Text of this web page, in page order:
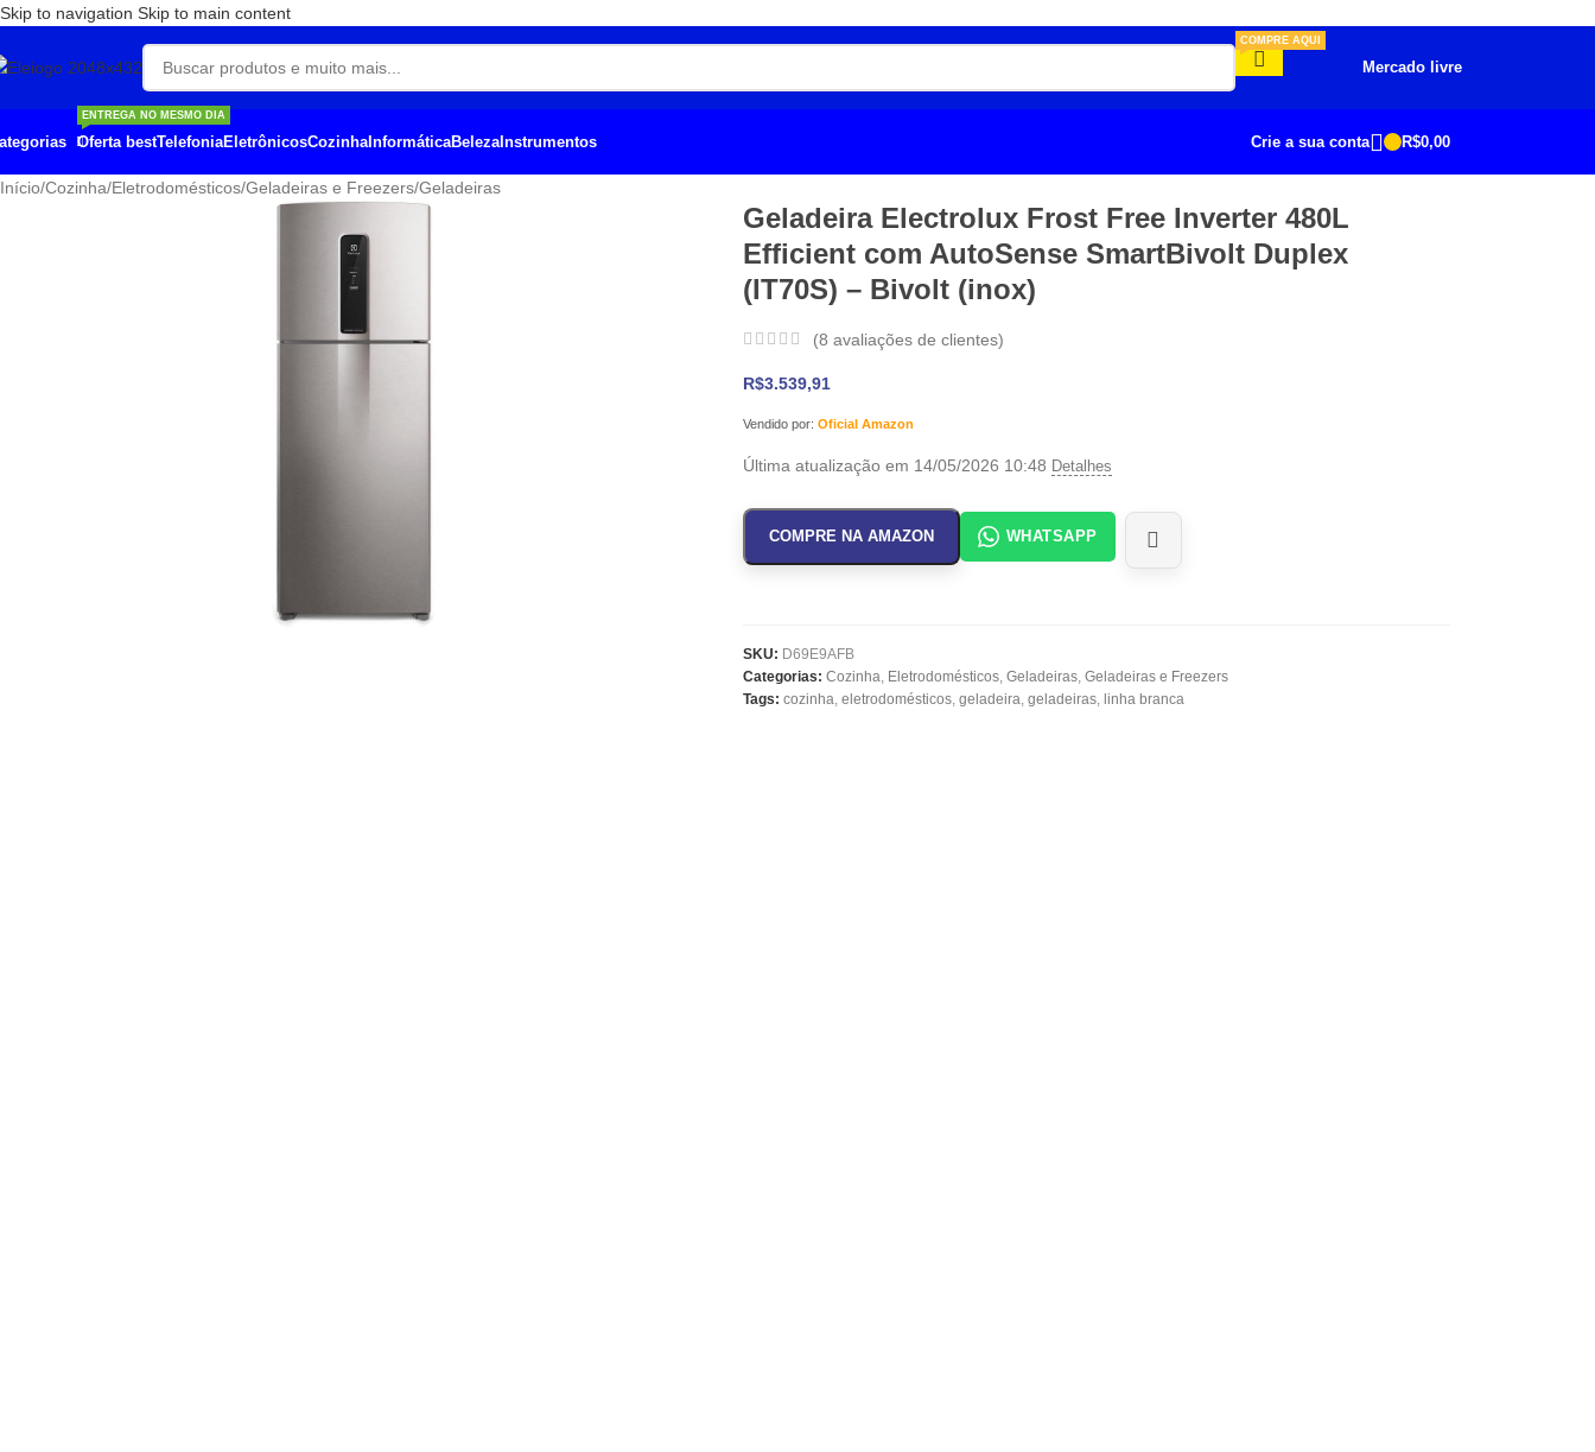
Skip to navigation Skip to main content
Mercado livre
COMPRE AQUI
Oferta best
ENTREGA NO MESMO DIA
TelefoniaEletrônicosCozinhaInformáticaBelezaInstrumentos Crie a sua conta R$0,00
Início/Cozinha/Eletrodomésticos/Geladeiras e Freezers/Geladeiras
Geladeira Electrolux Frost Free Inverter 480L
Efficient com AutoSense SmartBivolt Duplex
(IT70S) – Bivolt (inox)
(8 avaliações de clientes)
R$3.539,91
Vendido por: Oficial Amazon
Última atualização em 14/05/2026 10:48 Detalhes
COMPRE NA AMAZON WHATSAPP
SKU: D69E9AFB
Categorias: Cozinha, Eletrodomésticos, Geladeiras, Geladeiras e Freezers
Tags: cozinha, eletrodomésticos, geladeira, geladeiras, linha branca